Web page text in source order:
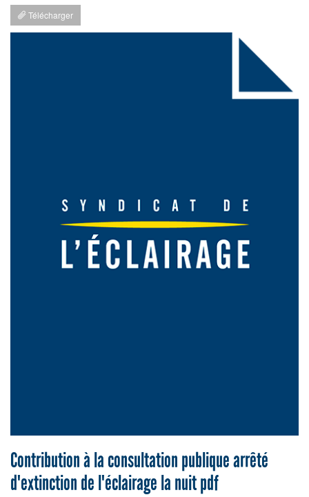
Télécharger
Contribution à la consultation publique arrêté
d'extinction de l'éclairage la nuit pdf